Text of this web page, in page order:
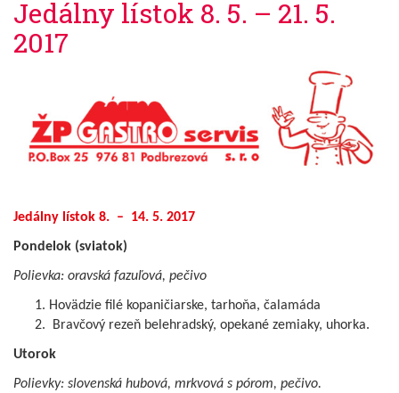
Jedálny lístok 8. 5. – 21. 5.
2017
Jedálny lístok 8. – 14. 5. 2017
Pondelok (sviatok)
Polievka: oravská fazuľová, pečivo
Hovädzie filé kopaničiarske, tarhoňa, čalamáda
Bravčový rezeň belehradský, opekané zemiaky, uhorka.
Utorok
Polievky: slovenská hubová, mrkvová s pórom, pečivo.